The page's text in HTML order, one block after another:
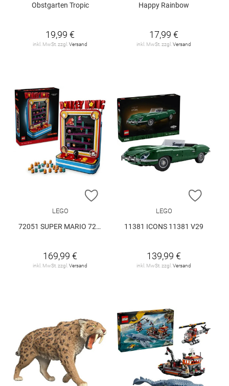
Obstgarten Tropic
19,99 €
inkl. MwSt. zzgl. Versand
Happy Rainbow
17,99 €
inkl. MwSt. zzgl. Versand
ZUR WUNSCHLISTE HINZUFÜGEN
LEGO
72051 SUPER MARIO 72051 V29
169,99 €
inkl. MwSt. zzgl. Versand
ZUR
LEGO
11381 ICONS 11381 V29
139,99 €
inkl. MwSt. zzgl. Versand